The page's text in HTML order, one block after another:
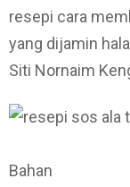
resepi cara
yang dijamin
Siti Nornaim
Bahan